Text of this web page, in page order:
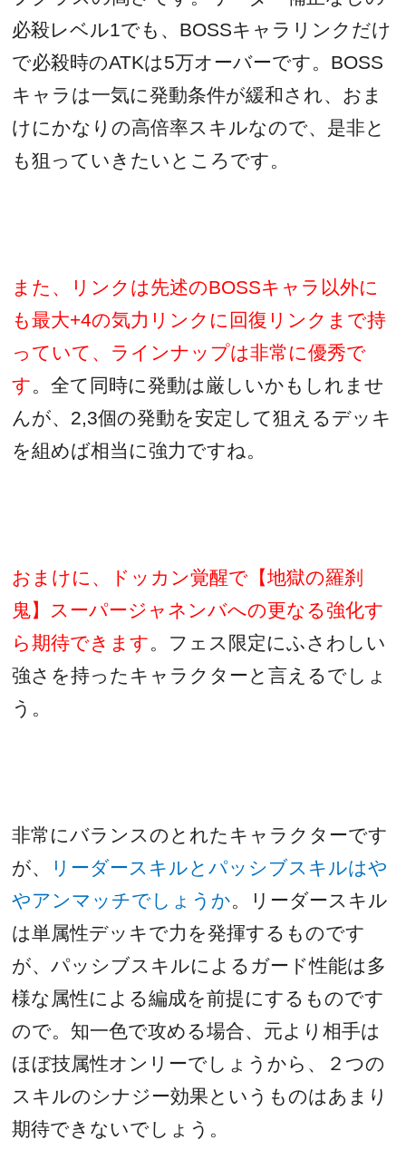
必殺レベル1でも、 BOSSキャラリンクだけ
で必殺時のATKは5万オーバーです。 BOSS
キャラは一気に発動条件が緩和され、おま
けにかなりの高倍率スキルなので、是非と
も狙っていきたいところです。
また、リンクは先述のBOSSキャラ以外に
も最大+4の気力リンクに回復リンクまで持
っていて、ラインナップは非常に優秀で
す。全て同時に発動は厳しいかもしれませ
んが、 2,3個の発動を安定して狙えるデッキ
を組めば相当に強力ですね。
おまけに、ドッカン覚醒で【地獄の羅刹
鬼】スーパージャネンバへの更なる強化す
ら期待できます。フェス限定にふさわしい
強さを持ったキャラクターと言えるでしょ
う。
非常にバランスのとれたキャラクターです
が、
リーダースキルとパッシブスキルはや
やアンマッチでしょうか。リーダースキル
は単属性デッキで力を発揮するものです
が、パッシブスキルによるガード性能は多
様な属性による編成を前提にするものです
ので。知一色で攻める場合、元より相手は
ほぼ技属性オンリーでしょうから、２つの
スキルのシナジー効果というものはあまり
期待できないでしょう。